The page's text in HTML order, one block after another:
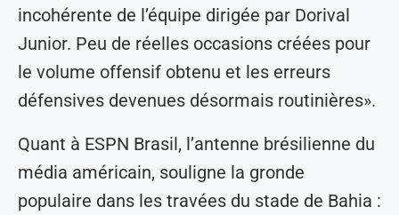
incohérente de l’équipe dirigée par Dorival
Junior. Peu de réelles occasions créées pour
le volume offensif obtenu et les erreurs
défensives devenues désormais routinières».
Quant à ESPN Brasil, l’antenne brésilienne du
média américain, souligne la gronde
populaire dans les travées du stade de Bahia :